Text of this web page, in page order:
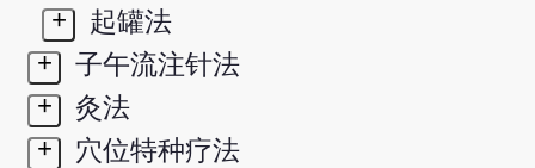
+
起罐法
+
子午流注针法
+
灸法
+
穴位特种疗法